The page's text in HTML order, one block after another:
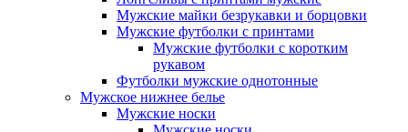
Мужские майки безрукавки и борцовки
Мужские футболки с принтами
Мужские футболки с коротким
рукавом
Футболки мужские однотонные
Мужское нижнее белье
Мужские носки